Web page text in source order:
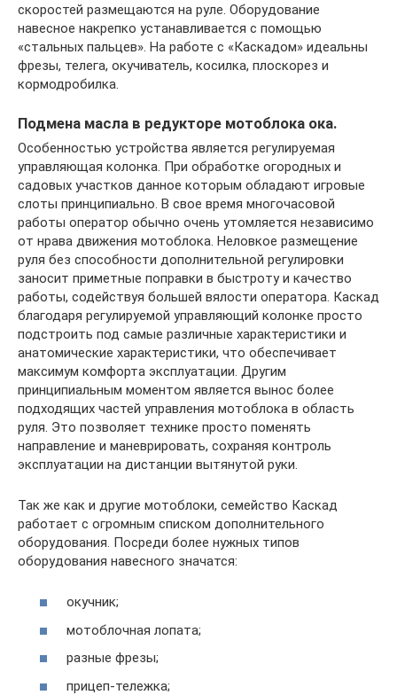
скоростей размещаются на руле. Оборудование
навесное накрепко устанавливается с помощью
«стальных пальцев». На работе с «Каскадом» идеальны
фрезы, телега, окучиватель, косилка, плоскорез и
кормодробилка.
Подмена масла в редукторе мотоблока ока.
Особенностью устройства является регулируемая
управляющая колонка. При обработке огородных и
садовых участков данное которым обладают игровые
слоты принципиально. В свое время многочасовой
работы оператор обычно очень утомляется независимо
от нрава движения мотоблока. Неловкое размещение
руля без способности дополнительной регулировки
заносит приметные поправки в быстроту и качество
работы, содействуя большей вялости оператора. Каскад
благодаря регулируемой управляющий колонке просто
подстроить под самые различные характеристики и
анатомические характеристики, что обеспечивает
максимум комфорта эксплуатации. Другим
принципиальным моментом является вынос более
подходящих частей управления мотоблока в область
руля. Это позволяет технике просто поменять
направление и маневрировать, сохраняя контроль
эксплуатации на дистанции вытянутой руки.
Так же как и другие мотоблоки, семейство Каскад
работает с огромным списком дополнительного
оборудования. Посреди более нужных типов
оборудования навесного значатся:
окучник;
мотоблочная лопата;
разные фрезы;
прицеп-тележка;